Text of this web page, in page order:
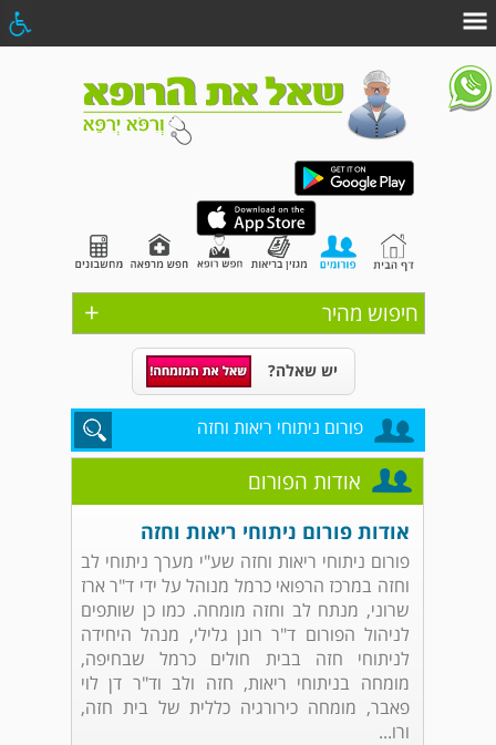
+ חיפוש מהיר
יש שאלה?
פורום ניתוחי ריאות וחזה
אודות הפורום
אודות פורום ניתוחי ריאות וחזה
פורום ניתוחי ריאות וחזה שע"י מערך ניתוחי לב
וחזה במרכז הרפואי כרמל מנוהל על ידי ד"ר ארז
שרוני, מנתח לב וחזה מומחה. כמו כן שותפים
לניהול הפורום ד"ר רונן גלילי, מנהל היחידה
לניתוחי חזה בבית חולים כרמל שבחיפה,
מומחה בניתוחי ריאות, חזה ולב וד"ר דן לוי
פאבר, מומחה כירורגיה כללית של בית חזה,
ורו...